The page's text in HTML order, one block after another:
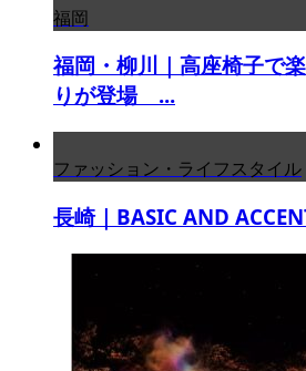
福岡
福岡・柳川｜高座椅子で
りが登場 ...
ファッション・ライフスタイル
長崎｜BASIC AND